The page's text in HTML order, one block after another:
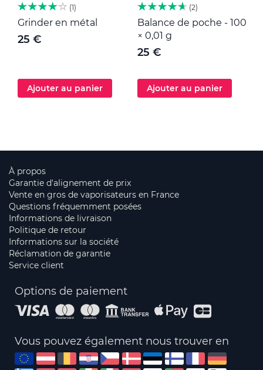
1
Grinder en métal
25 €
Ajouter au panier
2
Balance de poche - 100
× 0,01 g
25 €
Ajouter au panier
À propos
Garantie d'alignement de prix
Vente en gros de vaporisateurs en France
Questions fréquemment posées
Informations de livraison
Politique de retour
Informations sur la société
Réclamation de garantie
Service client
Options de paiement
Vous pouvez également nous trouver en